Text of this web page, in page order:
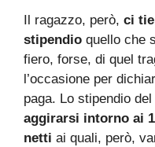
Il ragazzo, però, ci
stipendio quello che
fiero, forse, di quel
l’occasione per
paga. Lo stipendio
aggirarsi intorno ai
netti ai quali, però,